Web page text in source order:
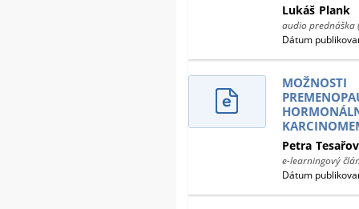
Lukáš Plank
audio prednáška
Dátum
Petra
e-learningový
Dátum